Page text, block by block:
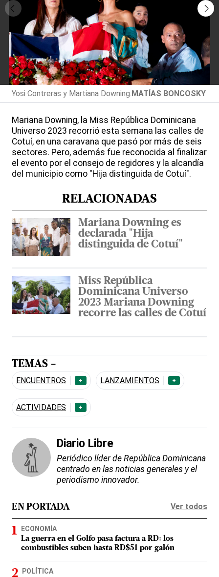
Yosi Contreras y Martiana Downing. MATÍAS BONCOSKY
Mariana Downing, la Miss República Dominicana
Universo 2023 recorrió esta semana las calles de
Cotuí, en una caravana que pasó por más de seis
sectores. Pero, además fue reconocida al finalizar
el evento por el consejo de regidores y la alcandía
del municipio como "Hija distinguida de Cotuí".
RELACIONADAS
Mariana Downing es
declarada "Hija
distinguida de Cotuí"
Miss República
Dominicana Universo
2023 Mariana Downing
recorre las calles de Cotuí
TEMAS -
ENCUENTROS + LANZAMIENTOS +
ACTIVIDADES +
Diario Libre
Periódico líder de República Dominicana
centrado en las noticias generales y el
periodismo innovador.
EN PORTADA Ver todos
ECONOMÍA
La guerra en el Golfo pasa factura a RD: los
combustibles suben hasta RD$51 por galón
POLÍTICA